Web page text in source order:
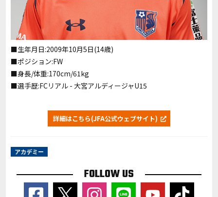
■生年月日:2009年10月5日(14歳)
■ポジション:FW
■身長/体重:170cm/61kg
■選手歴:FCリアル - 大宮アルディージャU15
詳細はこちら(JFA公式ウェブサイト)
アカデミー
FOLLOW US